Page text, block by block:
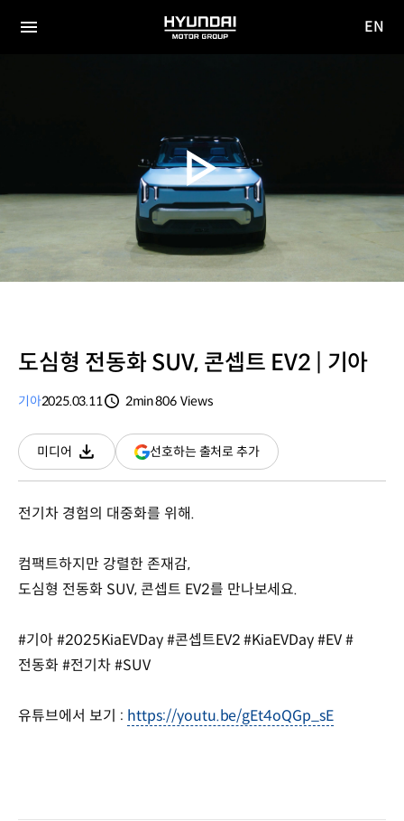
HYUNDAI
EN
도심형 전동화 SUV, 콘셉트 EV2 | 기아
기아2025.03.11
2min806 Views
미디어
다운로드
선호하는 출처로 추가(새
창
전기차 경험의 대중화를 위해.
컴팩트하지만 강렬한 존재감,
도심형 전동화 SUV, 콘셉트 EV2를 만나보세요.
#기아 #2025KiaEVDay #콘셉트EV2 #KiaEVDay #EV #
전동화 #전기차 #SUV
유튜브에서 보기 : https://youtu.be/gEt4oQGp_sE